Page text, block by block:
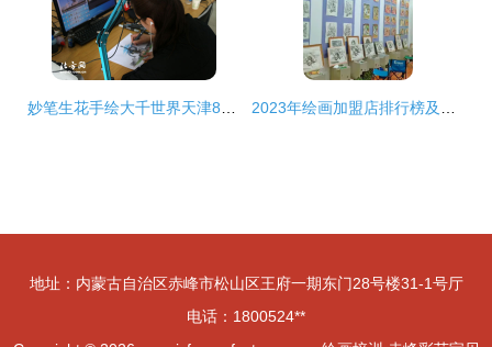
地址：内蒙古自治区赤峰市松山区王府一期东门28号楼31-1号厅
电话：1800524**